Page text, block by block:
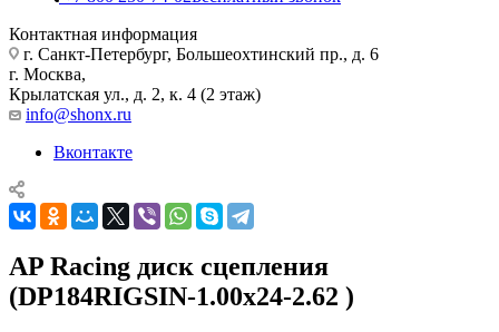
Контактная информация
г. Санкт-Петербург, Большеохтинский пр., д. 6
г. Москва,
Крылатская ул., д. 2, к. 4 (2 этаж)
info@shonx.ru
Вконтакте
AP Racing диск сцепления
(DP184RIGSIN-1.00x24-2.62 )